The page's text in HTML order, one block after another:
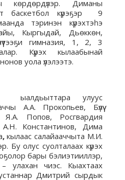
көрдөрдүлэр. Диманы
баскетбол күрэҕэр 9
тэринэн күрэхтэһэ
Кыргыдай, Дьөккөн,
гимназия, 1, 2, 3
Күрэх кылаабынай
уола үлэлээтэ.
ыалдьыттара улуус
А.А. Прокопьев, Бүлүү
Я.А. Попов, Росгвардия
А.Н. Константинов, Дима
,кылаас салайааччыта М.И.
Бу олус суолталаах күрэх
бары бэлиэтииллэр,
улахан чиэс. Кыахтаах
Дмитрий сырдык